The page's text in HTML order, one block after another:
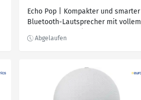
Echo Pop | Kompakter und smarter
Bluetooth-Lautsprecher mit vollem